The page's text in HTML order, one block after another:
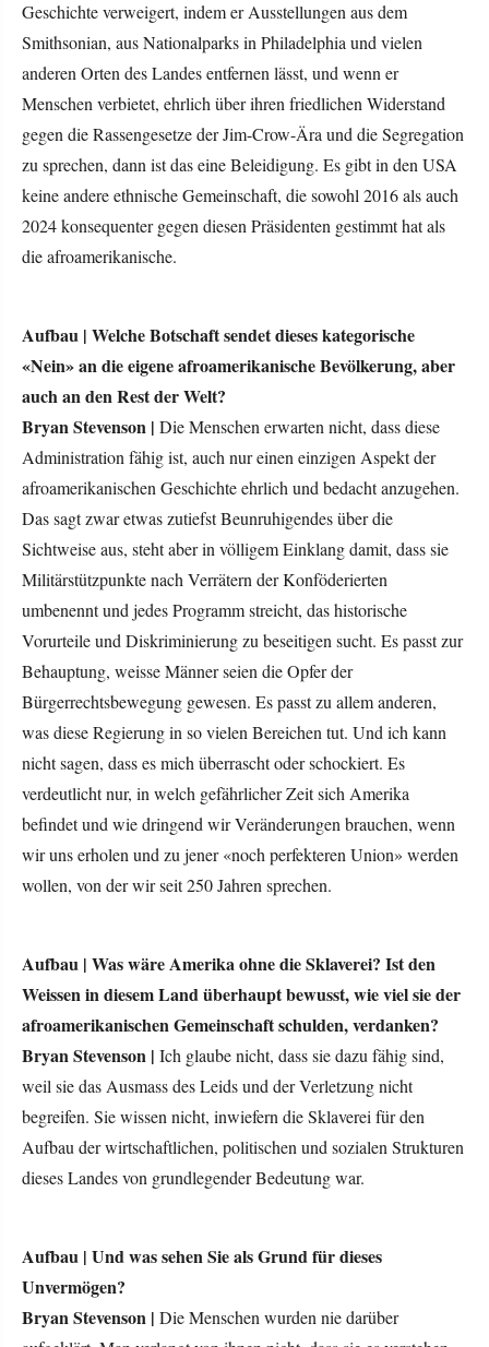
Geschichte verweigert, indem er Ausstellungen aus dem
Smithsonian, aus Nationalparks in Philadelphia und vielen
anderen Orten des Landes entfernen lässt, und wenn er
Menschen verbietet, ehrlich über ihren friedlichen Widerstand
gegen die Rassengesetze der Jim-Crow-Ära und die Segregation
zu sprechen, dann ist das eine Beleidigung. Es gibt in den USA
keine andere ethnische Gemeinschaft, die sowohl 2016 als auch
2024 konsequenter gegen diesen Präsidenten gestimmt hat als
die afroamerikanische.
Aufbau | Welche Botschaft sendet dieses kategorische
«Nein» an die eigene afroamerikanische Bevölkerung, aber
auch an den Rest der Welt?
Bryan Stevenson |
Die Menschen erwarten nicht, dass diese
Administration fähig ist, auch nur einen einzigen Aspekt der
afroamerikanischen Geschichte ehrlich und bedacht anzugehen.
Das sagt zwar etwas zutiefst Beunruhigendes über die
Sichtweise aus, steht aber in völligem Einklang damit, dass sie
Militärstützpunkte nach Verrätern der Konföderierten
umbenennt und jedes Programm streicht, das historische
Vorurteile und Diskriminierung zu beseitigen sucht. Es passt zur
Behauptung, weisse Männer seien die Opfer der
Bürgerrechtsbewegung gewesen. Es passt zu allem anderen,
was diese Regierung in so vielen Bereichen tut. Und ich kann
nicht sagen, dass es mich überrascht oder schockiert. Es
verdeutlicht nur, in welch gefährlicher Zeit sich Amerika
befindet und wie dringend wir Veränderungen brauchen, wenn
wir uns erholen und zu jener «noch perfekteren Union» werden
wollen, von der wir seit 250 Jahren sprechen.
Aufbau | Was wäre Amerika ohne die Sklaverei? Ist den
Weissen in diesem Land überhaupt bewusst, wie viel sie der
afroamerikanischen Gemeinschaft schulden, verdanken?
Bryan Stevenson |
Ich glaube nicht, dass sie dazu fähig sind,
weil sie das Ausmass des Leids und der Verletzung nicht
begreifen. Sie wissen nicht, inwiefern die Sklaverei für den
Aufbau der wirtschaftlichen, politischen und sozialen Strukturen
dieses Landes von grundlegender Bedeutung war.
Aufbau | Und was sehen Sie als Grund für dieses
Unvermögen?
Bryan Stevenson |
Die Menschen wurden nie darüber